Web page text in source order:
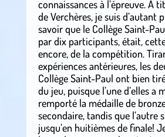
connaissances à l’épreuve. À
de Verchères, je suis d’autant
savoir que le Collège Saint-
par dix participants, était,
encore, de la compétition.
expériences antérieures, les
Collège Saint-Paul ont bien
du jeu, puisque l’une d’elles a
remporté la médaille de
secondaire, tandis que l’autre
jusqu’en huitièmes de finale!